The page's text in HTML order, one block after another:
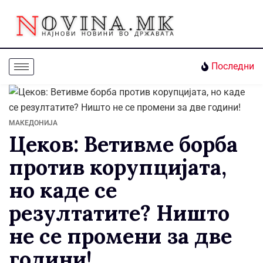
Последни
МАКЕДОНИЈА
Цеков: Ветивме борба
против корупцијата,
но каде се
резултатите? Ништо
не се промени за две